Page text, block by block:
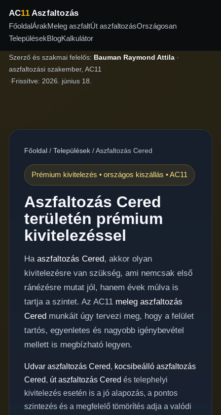
AC11Aszfaltozás
FőoldalÁrakMeleg aszfaltÚt aszfaltozásOrszágosan
TelepülésekBlogKalkulátor
Szerző és szakmai felelős: Bauman Raymond Attila·
aszfaltozási szakember, AC11
·Frissítve: 2026. június 18.
Főoldal/ Települések/Aszfaltozás Cered
Prémium kivitelezés • országos kiszállás • AC11
Aszfaltozás Cered
területén prémium
kivitelezéssel
Ha aszfaltozás Cered, akkor olyan
kivitelezésre van szükség, ami nemcsak első
ránézésre mutat jól, hanem évek múlva is
tartja a szintet. Az AC11 meleg aszfaltozás
Ceredmunkáit úgy tervezi meg, hogy a felület
tartós, egyenletes és nagyobb igénybevétel
mellett is megbízható legyen.
Udvar aszfaltozás Cered, kocsibeálló aszfaltozás
Cered, út aszfaltozás Cered és telephelyi
kivitelezés esetén is a jó alapozás, a pontos
szintezés és a megfelelő tömörítés adja a valódi